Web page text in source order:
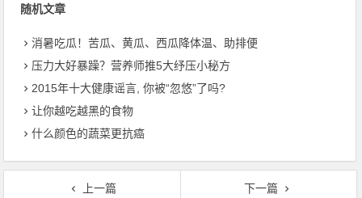
随机文章
消暑吃瓜！苦瓜、黄瓜、西瓜降体温、助排便
压力大好暴躁？营养师推5大纾压小秘方
2015年十大健康谣言, 你被“忽悠”了吗?
让你越吃越黑的食物
什么颜色的蔬菜更抗癌
上一篇
下一篇